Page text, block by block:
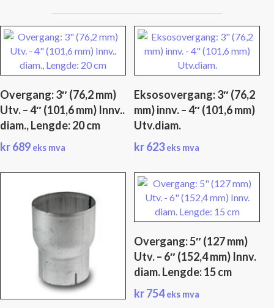
Overgang: 3″ (76,2 mm)
Utv. – 4″ (101,6 mm) Innv..
diam., Lengde: 20 cm
kr689 eks mva
Eksosovergang: 3″ (76,2
mm) innv. – 4″ (101,6 mm)
Utv.diam.
kr623 eks mva
Overgang: 5″ (127 mm)
Utv. – 6″ (152,4 mm) Innv.
diam. Lengde: 15 cm
kr754 eks mva